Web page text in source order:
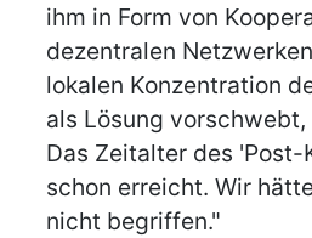
ihm in Form von
dezentralen
lokalen Konzentration
als Lösung vorschwebt,
Das Zeitalter des
schon erreicht. Wir
nicht begriffen."